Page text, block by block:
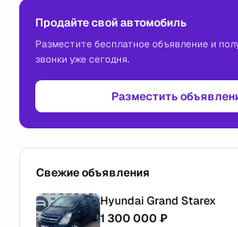
Продайте свой автомобиль
Разместите бесплатное объявление и
звонки уже сегодня.
Разместить
Свежие объявления
Hyundai Grand Starex
1 300 000 ₽